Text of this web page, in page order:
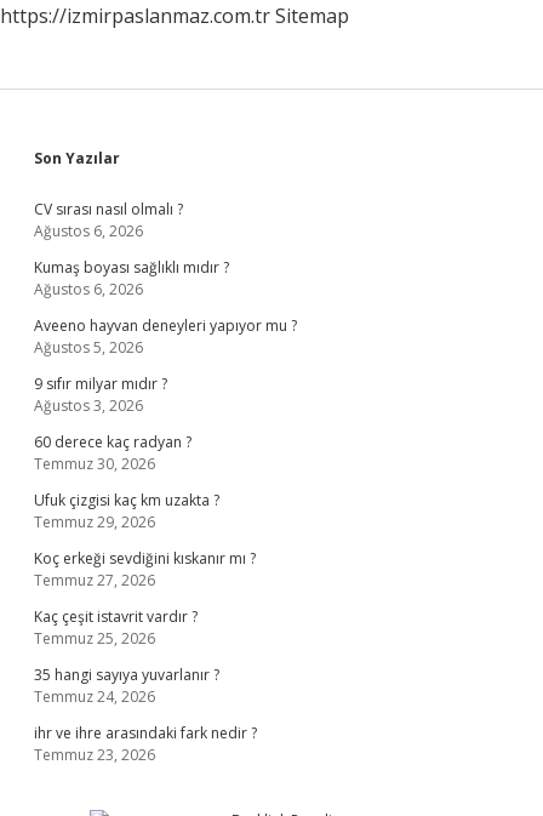
https://izmirpaslanmaz.com.trSitemap
Sidebar
Son Yazılar
CV sırası nasıl olmalı ?
Ağustos 6, 2026
Kumaş boyası sağlıklı mıdır ?
Ağustos 6, 2026
Aveeno hayvan deneyleri yapıyor mu ?
Ağustos 5, 2026
9 sıfır milyar mıdır ?
Ağustos 3, 2026
60 derece kaç radyan ?
Temmuz 30, 2026
Ufuk çizgisi kaç km uzakta ?
Temmuz 29, 2026
Koç erkeği sevdiğini kıskanır mı ?
Temmuz 27, 2026
Kaç çeşit istavrit vardır ?
Temmuz 25, 2026
35 hangi sayıya yuvarlanır ?
Temmuz 24, 2026
ihr ve ihre arasındaki fark nedir ?
Temmuz 23, 2026